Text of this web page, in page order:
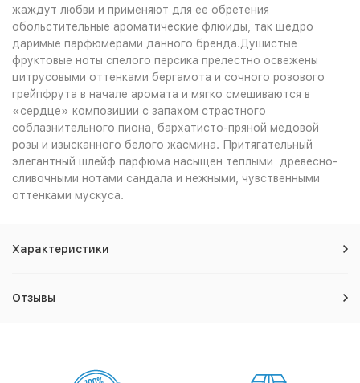
жаждут любви и применяют для ее обретения
обольстительные ароматические флюиды, так щедро
даримые парфюмерами данного бренда.Душистые
фруктовые ноты спелого персика прелестно освежены
цитрусовыми оттенками бергамота и сочного розового
грейпфрута в начале аромата и мягко смешиваются в
«сердце» композиции с запахом страстного
соблазнительного пиона, бархатисто-пряной медовой
розы и изысканного белого жасмина. Притягательный
элегантный шлейф парфюма насыщен теплыми древесно-
сливочными нотами сандала и нежными, чувственными
оттенками мускуса.
Характеристики
Отзывы